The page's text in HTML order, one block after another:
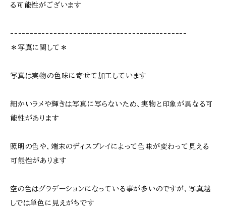
る可能性がございます
---------------------------------------------
＊写真に関して＊
写真は実物の色味に寄せて加工しています
細かいラメや輝きは写真に写らないため、実物と印象が異なる可
能性があります
照明の色や、端末のディスプレイによって色味が変わって見える
可能性があります
空の色はグラデーションになっている事が多いのですが、写真越
しでは単色に見えがちです